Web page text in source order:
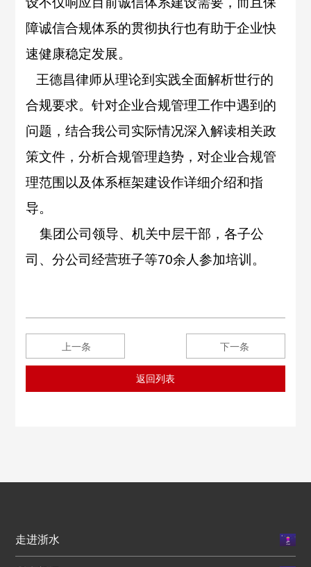
障诚信合规体系的贯彻执行也有助于企业快
速健康稳定发展。
王德昌律师从理论到实践全面解析世行的
合规要求。针对企业合规管理工作中遇到的
问题，结合我公司实际情况深入解读相关政
策文件，分析合规管理趋势，对企业合规管
理范围以及体系框架建设作详细介绍和指
导。
集团公司领导、机关中层干部，各子公
司、分公司经营班子等70余人参加培训。
上一条 下一条
返回列表
走进浙水